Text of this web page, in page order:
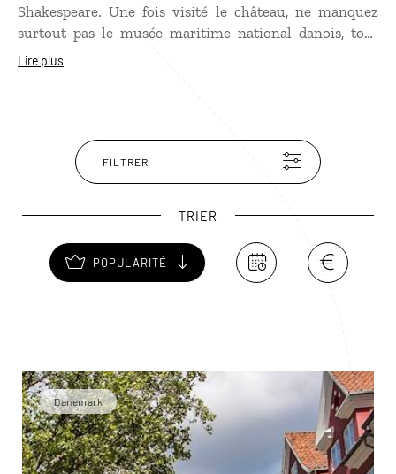
Shakespeare. Une fois visité le château, ne manquez
surtout pas le musée maritime national danois, tout
proche. Construit 7 mètres en dessous du niveau de la
kilomètres de la ville en bord de mer. Lové dans un parc
arboré, il abrite l’une des plus grandes collections d’art
contemporain de Scandinavie.
Lire plus
FILTRER
TRIER
POPULARITÉ
Danemark